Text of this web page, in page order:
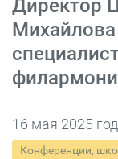
Директор
16 мая 2025
Конференции,